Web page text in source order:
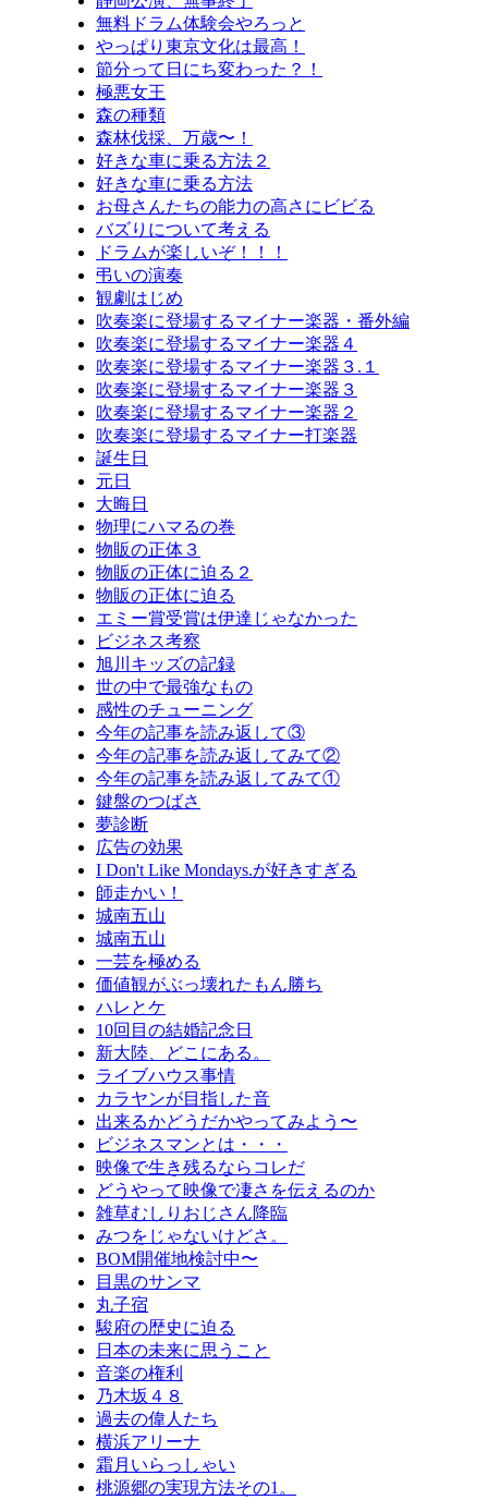
無料ドラム体験会やろっと
やっぱり東京文化は最高！
節分って日にち変わった？！
極悪女王
森の種類
森林伐採、万歳〜！
好きな車に乗る方法２
好きな車に乗る方法
お母さんたちの能力の高さにビビる
バズりについて考える
ドラムが楽しいぞ！！！
弔いの演奏
観劇はじめ
吹奏楽に登場するマイナー楽器・番外編
吹奏楽に登場するマイナー楽器４
吹奏楽に登場するマイナー楽器３.１
吹奏楽に登場するマイナー楽器３
吹奏楽に登場するマイナー楽器２
吹奏楽に登場するマイナー打楽器
誕生日
元日
大晦日
物理にハマるの巻
物販の正体３
物販の正体に迫る２
物販の正体に迫る
エミー賞受賞は伊達じゃなかった
ビジネス考察
旭川キッズの記録
世の中で最強なもの
感性のチューニング
今年の記事を読み返して③
今年の記事を読み返してみて②
今年の記事を読み返してみて①
鍵盤のつばさ
夢診断
広告の効果
I Don't Like Mondays.が好きすぎる
師走かい！
城南五山
城南五山
一芸を極める
価値観がぶっ壊れたもん勝ち
ハレとケ
10回目の結婚記念日
新大陸、どこにある。
ライブハウス事情
カラヤンが目指した音
出来るかどうだかやってみよう〜
ビジネスマンとは・・・
映像で生き残るならコレだ
どうやって映像で凄さを伝えるのか
雑草むしりおじさん降臨
みつをじゃないけどさ。
BOM開催地検討中〜
目黒のサンマ
丸子宿
駿府の歴史に迫る
日本の未来に思うこと
音楽の権利
乃木坂４８
過去の偉人たち
横浜アリーナ
霜月いらっしゃい
桃源郷の実現方法その1。